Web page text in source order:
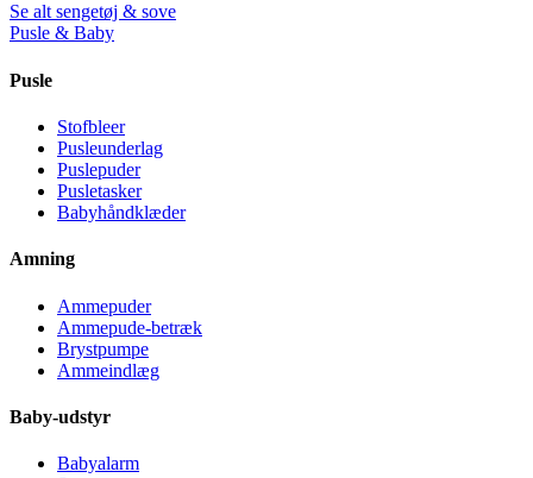
Se alt sengetøj & sove
Pusle & Baby
Pusle
Stofbleer
Pusleunderlag
Puslepuder
Pusletasker
Babyhåndklæder
Amning
Ammepuder
Ammepude-betræk
Brystpumpe
Ammeindlæg
Baby-udstyr
Babyalarm